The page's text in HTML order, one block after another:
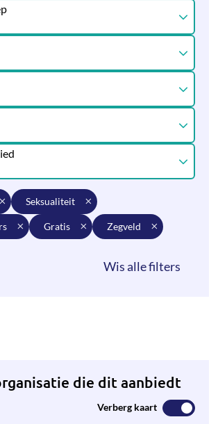
seksualiteit
gratis zegveld
die dit aanbiedt
Verberg kaart